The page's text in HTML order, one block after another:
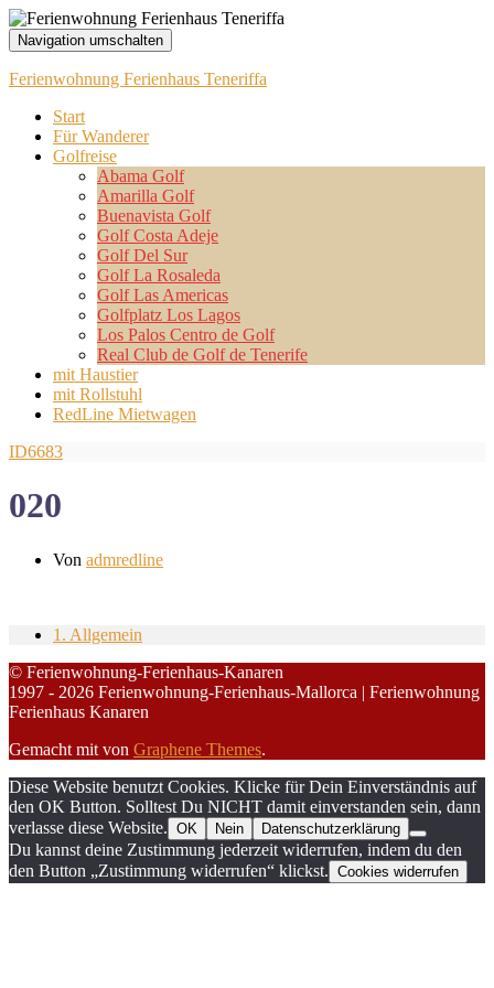
Navigation umschalten
Ferienwohnung Ferienhaus Teneriffa
Start
Für Wanderer
Golfreise
Abama Golf
Amarilla Golf
Buenavista Golf
Golf Costa Adeje
Golf Del Sur
Golf La Rosaleda
Golf Las Americas
Golfplatz Los Lagos
Los Palos Centro de Golf
Real Club de Golf de Tenerife
mit Haustier
mit Rollstuhl
RedLine Mietwagen
ID6683
020
Von admredline
1. Allgemein
© Ferienwohnung-Ferienhaus-Kanaren
1997 - 2026 Ferienwohnung-Ferienhaus-Mallorca | Ferienwohnung
Ferienhaus Kanaren
Gemacht mit von Graphene Themes.
Diese Website benutzt Cookies. Klicke für Dein Einverständnis auf
den OK Button. Solltest Du NICHT damit einverstanden sein, dann
verlasse diese Website. OK Nein Datenschutzerklärung
Du kannst deine Zustimmung jederzeit widerrufen, indem du den
den Button „Zustimmung widerrufen“ klickst. Cookies widerrufen